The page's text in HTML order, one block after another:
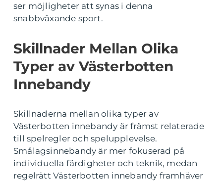
ser möjligheter att synas i denna
snabbväxande sport.
Skillnader Mellan Olika
Typer av Västerbotten
Innebandy
Skillnaderna mellan olika typer av
Västerbotten innebandy är främst relaterade
till spelregler och spelupplevelse.
Smålagsinnebandy är mer fokuserad på
individuella färdigheter och teknik, medan
regelrätt Västerbotten innebandy framhäver